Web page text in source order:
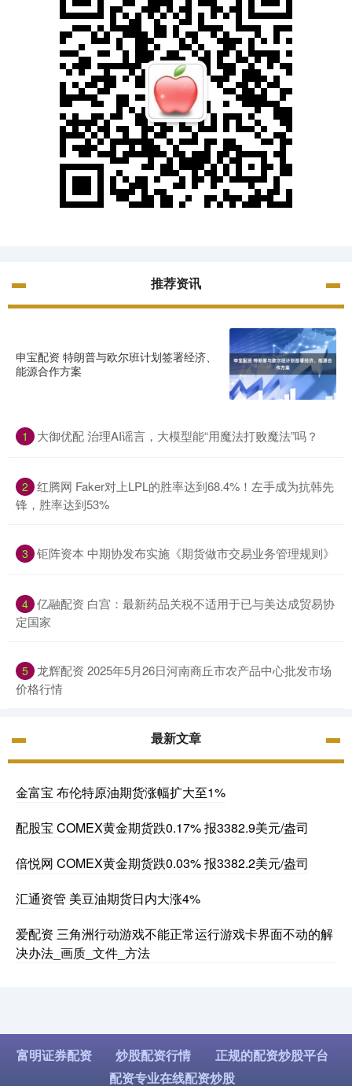
推荐资讯
申宝配资 特朗普与欧尔班计划签署经济、
能源合作方案
1 大御优配 治理AI谣言，大模型能“用魔法打败魔法”吗？
2 红腾网 Faker对上LPL的胜率达到68.4%！左手成为抗韩先
锋，胜率达到53%
3 钜阵资本 中期协发布实施《期货做市交易业务管理规则》
4 亿融配资 白宫：最新药品关税不适用于已与美达成贸易协
定国家
5 龙辉配资 2025年5月26日河南商丘市农产品中心批发市场
价格行情
最新文章
金富宝 布伦特原油期货涨幅扩大至1%
配股宝 COMEX黄金期货跌0.17% 报3382.9美元/盎司
倍悦网 COMEX黄金期货跌0.03% 报3382.2美元/盎司
汇通资管 美豆油期货日内大涨4%
爱配资 三角洲行动游戏不能正常运行游戏卡界面不动的解
决办法_画质_文件_方法
富明证券配资 炒股配资行情
正规的配资炒股平台
配资专业在线配资炒股